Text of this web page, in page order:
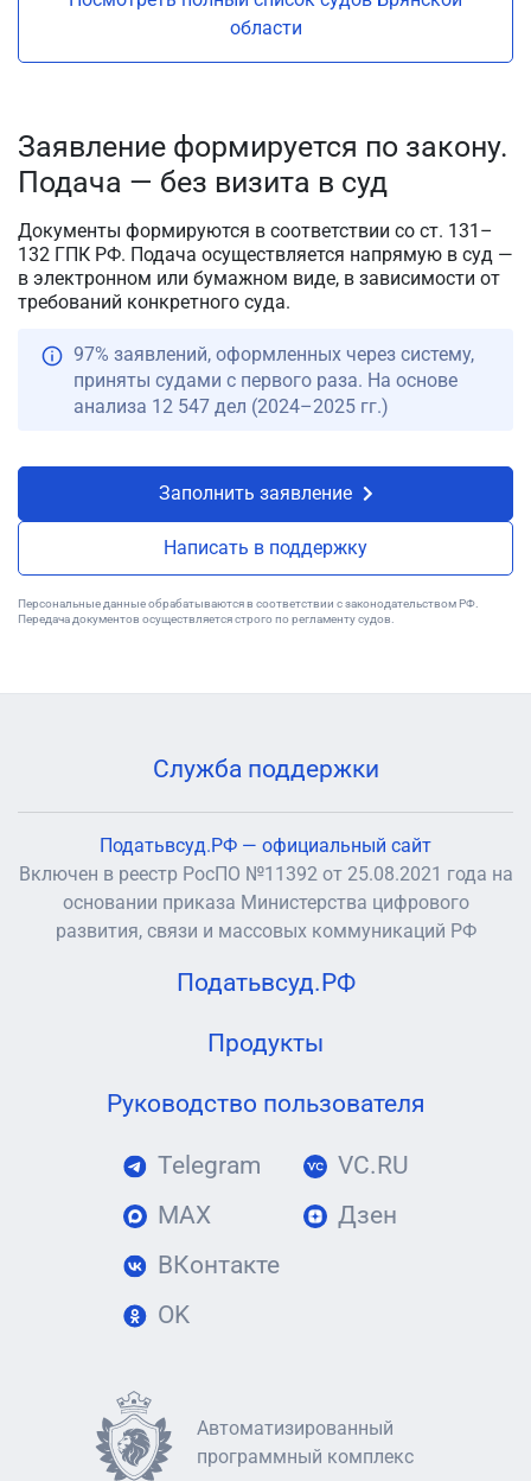
области
Заявление формируется по закону.
Подача — без визита в суд
Документы формируются в соответствии со ст. 131–
132 ГПК РФ. Подача осуществляется напрямую в суд —
в электронном или бумажном виде, в зависимости от
требований конкретного суда.
97% заявлений, оформленных через систему,
приняты судами с первого раза. На основе
анализа 12 547 дел (2024–2025 гг.)
Заполнить заявление
Написать в поддержку
Персональные данные обрабатываются в соответствии с законодательством РФ.
Передача документов осуществляется строго по регламенту судов.
Служба поддержки
Податьвсуд.РФ — официальный сайт
Включен в реестр РосПО №11392 от 25.08.2021 года на
основании приказа Министерства цифрового
развития, связи и массовых коммуникаций РФ
Податьвсуд.РФ
Продукты
Руководство пользователя
Telegram
MAX
ВКонтакте
OK
VC.RU
Дзен
Автоматизированный
программный комплекс